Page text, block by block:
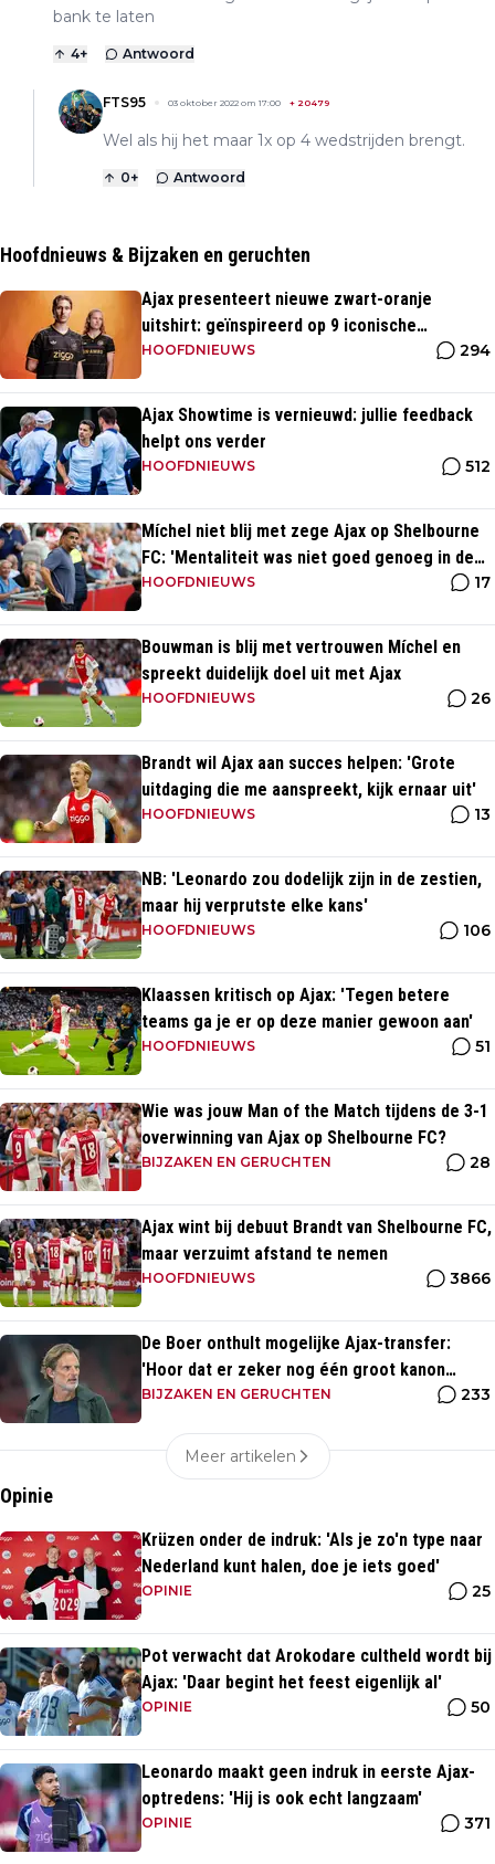
bank te laten
4+ Antwoord
FTS95 03 oktober 2022 om 17:00 + 20479
Wel als hij het maar 1x op 4 wedstrijden brengt.
0+ Antwoord
Hoofdnieuws & Bijzaken en geruchten
Ajax presenteert nieuwe zwart-oranje
uitshirt: geïnspireerd op 9 iconische
momenten uit clubhistorie
HOOFDNIEUWS 294
Ajax Showtime is vernieuwd: jullie feedback
helpt ons verder
HOOFDNIEUWS 512
Míchel niet blij met zege Ajax op Shelbourne
FC: 'Mentaliteit was niet goed genoeg in de
slotfase'
HOOFDNIEUWS 17
Bouwman is blij met vertrouwen Míchel en
spreekt duidelijk doel uit met Ajax
HOOFDNIEUWS 26
Brandt wil Ajax aan succes helpen: 'Grote
uitdaging die me aanspreekt, kijk ernaar uit'
HOOFDNIEUWS 13
NB: 'Leonardo zou dodelijk zijn in de zestien,
maar hij verprutste elke kans'
HOOFDNIEUWS 106
Klaassen kritisch op Ajax: 'Tegen betere
teams ga je er op deze manier gewoon aan'
HOOFDNIEUWS 51
Wie was jouw Man of the Match tijdens de 3-1
overwinning van Ajax op Shelbourne FC?
BIJZAKEN EN GERUCHTEN 28
Ajax wint bij debuut Brandt van Shelbourne FC,
maar verzuimt afstand te nemen
HOOFDNIEUWS 3866
De Boer onthult mogelijke Ajax-transfer:
'Hoor dat er zeker nog één groot kanon
aankomt'
BIJZAKEN EN GERUCHTEN 233
Meer artikelen
Opinie
Krüzen onder de indruk: 'Als je zo'n type naar
Nederland kunt halen, doe je iets goed'
OPINIE 25
Pot verwacht dat Arokodare cultheld wordt bij
Ajax: 'Daar begint het feest eigenlijk al'
OPINIE 50
Leonardo maakt geen indruk in eerste Ajax-
optredens: 'Hij is ook echt langzaam'
OPINIE 371